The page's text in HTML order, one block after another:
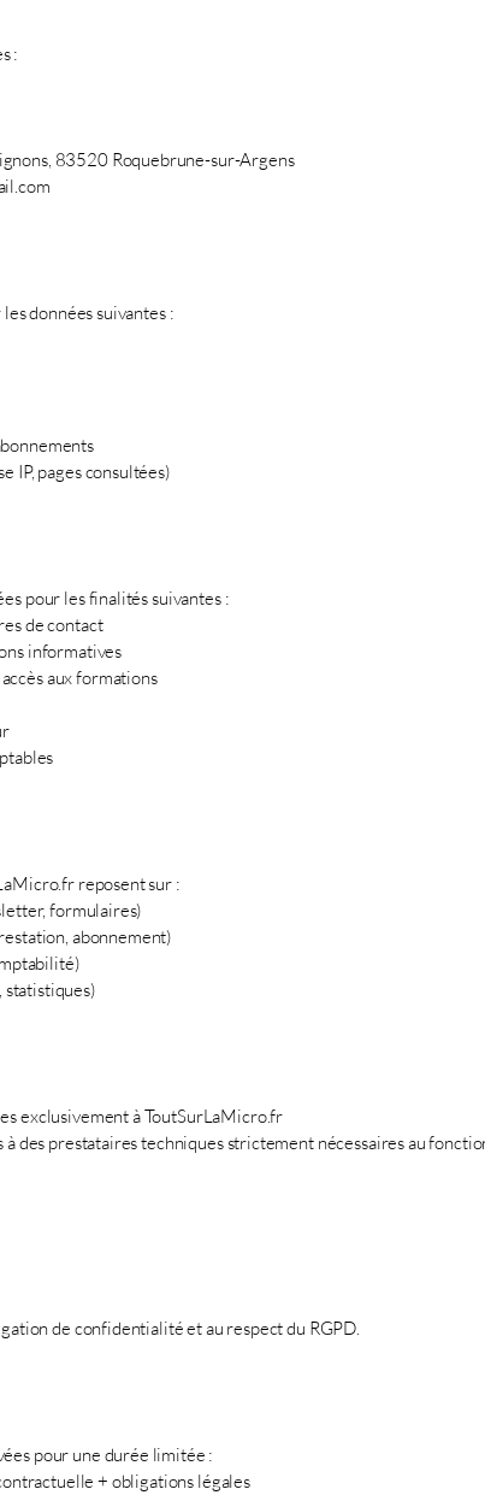
:
83520 Roquebrune-sur-Argens
données suivantes :
IP, pages consultées)
pour les finalités suivantes :
de contact
informatives
aux formations
reposent sur :
formulaires)
abonnement)
statistiques)
exclusivement à ToutSurLaMicro.fr
des prestataires techniques strictement nécessaires au
de confidentialité et au respect du RGPD.
pour une durée limitée :
+ obligations légales